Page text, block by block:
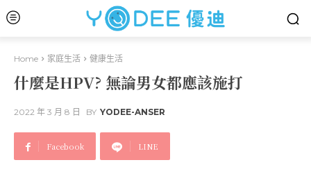
Home 家庭生活 健康生活
什麼是HPV? 無論男女都應該施打
2022 年 3 月 8 日 BY YODEE-ANSER
Facebook LINE